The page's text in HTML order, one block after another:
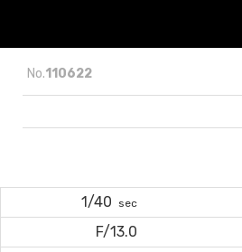
No.110622
sec
1/40
F/13.0